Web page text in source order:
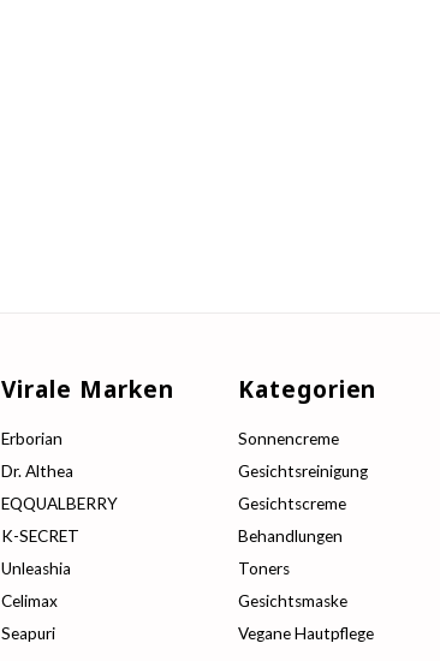
Virale Marken
Erborian
Dr. Althea
EQQUALBERRY
K-SECRET
Unleashia
Celimax
Seapuri
Kategorien
Sonnencreme
Gesichtsreinigung
Gesichtscreme
Behandlungen
Toners
Gesichtsmaske
Vegane Hautpflege